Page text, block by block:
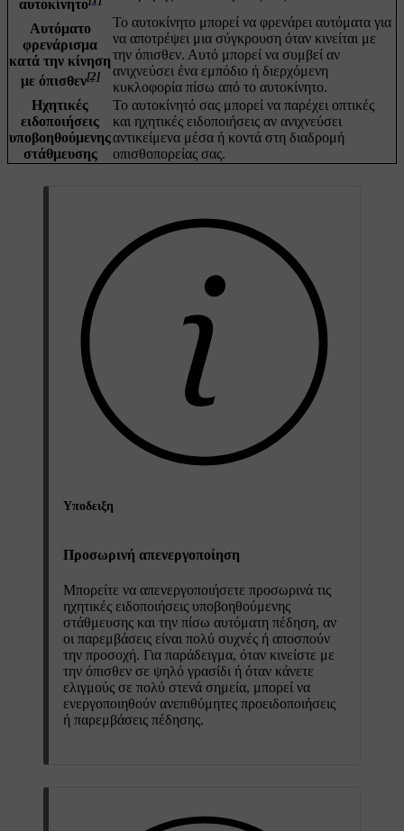
αυτοκίνητο
Αυτόματο
φρενάρισμα
κατά την κίνηση
με όπισθεν[2]
Το αυτοκίνητο μπορεί να φρενάρει αυτόματα για
να αποτρέψει μια σύγκρουση όταν κινείται με
την όπισθεν. Αυτό μπορεί να συμβεί αν
ανιχνεύσει ένα εμπόδιο ή διερχόμενη
κυκλοφορία πίσω από το αυτοκίνητο.
Ηχητικές
ειδοποιήσεις
υποβοηθούμενης
στάθμευσης
Το αυτοκίνητό σας μπορεί να παρέχει οπτικές
και ηχητικές ειδοποιήσεις αν ανιχνεύσει
αντικείμενα μέσα ή κοντά στη διαδρομή
οπισθοπορείας σας.
Υποδειξη
Προσωρινή απενεργοποίηση
Μπορείτε να απενεργοποιήσετε προσωρινά τις
ηχητικές ειδοποιήσεις υποβοηθούμενης
στάθμευσης και την πίσω αυτόματη πέδηση, αν
οι παρεμβάσεις είναι πολύ συχνές ή αποσπούν
την προσοχή. Για παράδειγμα, όταν κινείστε με
την όπισθεν σε ψηλό γρασίδι ή όταν κάνετε
ελιγμούς σε πολύ στενά σημεία, μπορεί να
ενεργοποιηθούν ανεπιθύμητες προειδοποιήσεις
ή παρεμβάσεις πέδησης.